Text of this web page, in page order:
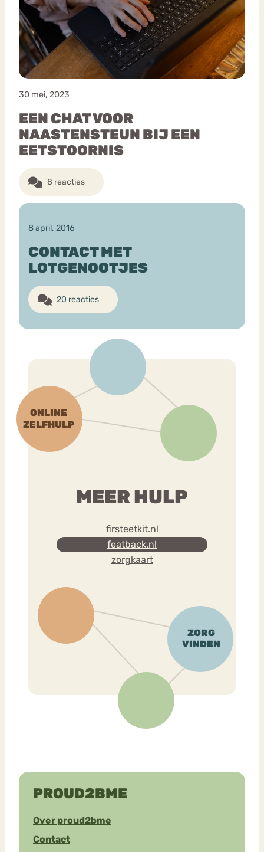
30 mei, 2023
EEN CHAT VOOR
NAASTENSTEUN BIJ EEN
EETSTOORNIS
8 reacties
8 april, 2016
CONTACT MET
LOTGENOOTJES
20 reacties
MEER HULP
firsteetkit.nl
featback.nl
zorgkaart
PROUD2BME
Over proud2bme
Contact
Chat
Forum
Bouli
mia
Nerv
osa
Eetstoornis Anorexia Nervosa
Orthorexia
Afvallen